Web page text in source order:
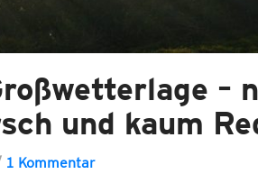
–
und kaum
1 Kommentar